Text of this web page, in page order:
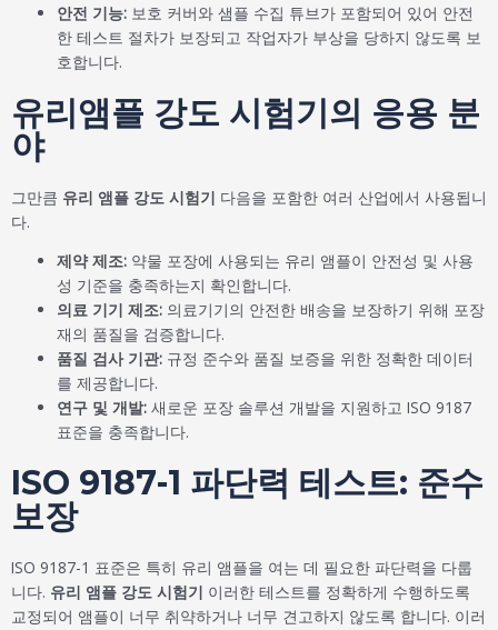
안전 기능: 보호 커버와 샘플 수집 튜브가 포함되어 있어 안전
한 테스트 절차가 보장되고 작업자가 부상을 당하지 않도록 보
호합니다.
유리앰플 강도 시험기의 응용 분
야
그만큼 유리 앰플 강도 시험기 다음을 포함한 여러 산업에서 사용됩니
다.
제약 제조: 약물 포장에 사용되는 유리 앰플이 안전성 및 사용
성 기준을 충족하는지 확인합니다.
의료 기기 제조: 의료기기의 안전한 배송을 보장하기 위해 포장
재의 품질을 검증합니다.
품질 검사 기관: 규정 준수와 품질 보증을 위한 정확한 데이터
를 제공합니다.
연구 및 개발: 새로운 포장 솔루션 개발을 지원하고 ISO 9187
표준을 충족합니다.
ISO 9187-1 파단력 테스트: 준수
보장
ISO 9187-1 표준은 특히 유리 앰플을 여는 데 필요한 파단력을 다룹
니다. 유리 앰플 강도 시험기 이러한 테스트를 정확하게 수행하도록
교정되어 앰플이 너무 취약하거나 너무 견고하지 않도록 합니다. 이러